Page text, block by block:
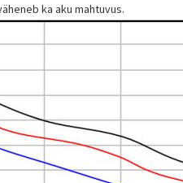
ka aku mahtuvus.